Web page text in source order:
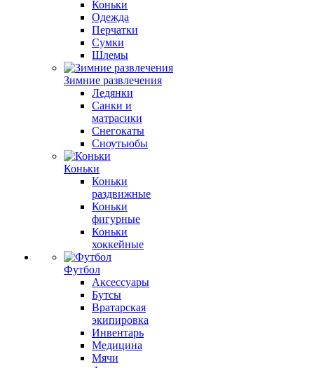
Коньки
Одежда
Перчатки
Сумки
Шлемы
Зимние развлечения
Ледянки
Санки и
матрасики
Снегокаты
Сноутьюбы
Коньки
Коньки
раздвижные
Коньки
фигурные
Коньки
хоккейные
Футбол
Аксессуары
Бутсы
Вратарская
экипировка
Инвентарь
Медицина
Мячи